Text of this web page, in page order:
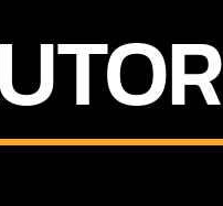
2:00 PM 5:00 PM